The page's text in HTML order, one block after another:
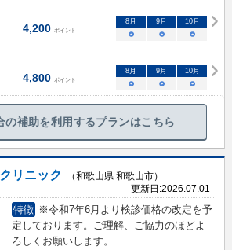
4,200 ポイント
8 月 9 月 10月
○ ○ ○
4,800 ポイント
8 月 9 月 10月
○ ○ ○
の補助を利用するプランはこちら
リニック
（和歌山県 和歌山市）
更新日:2026.07.01
特徴 ※令和7年6月より検診価格の改定を予
定しております。ご理解、ご協力のほどよ
ろしくお願いします。